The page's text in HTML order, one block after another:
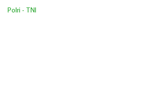
Polri - TNI